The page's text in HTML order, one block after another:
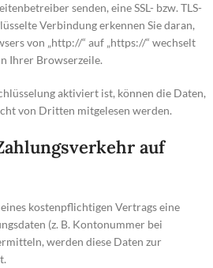
senden, eine SSL- bzw. TLS-
Verbindung erkennen Sie daran,
von „http://“ auf „https://“ wechselt
Ihrer Browserzeile.
aktiviert ist, können die Daten,
von Dritten mitgelesen werden.
auf
kostenpflichtigen Vertrags eine
(z. B. Kontonummer bei
werden diese Daten zur